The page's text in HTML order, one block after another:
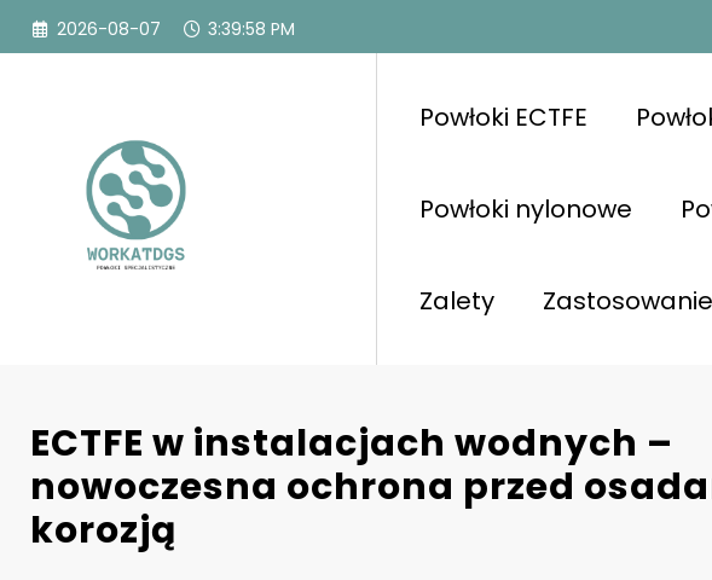
Przejdź
2026-08-07 3:39:59 PM
Powłoki ECTFE
Powłoki nylonowe
Zalety Zastosowanie
ECTFE w instalacjach wodnych –
nowoczesna ochrona przed
korozją